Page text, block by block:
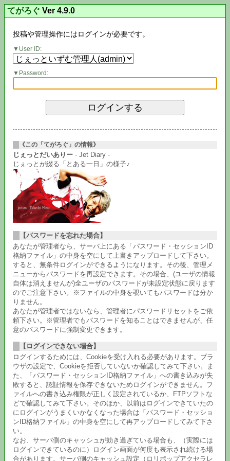
てがろぐ Ver 4.9.0
投稿や管理操作にはログインが必要です。
User ID:
Password:
《この「てがろぐ」の情報》
じぇっとだいありー - Jet Diary -
じぇっとが綴る「とある一日」の様子♪
【パスワードを忘れた場合】
あなたが管理者なら、サーバ上にある「パスワード・セッションID
格納ファイル」の中身を空にして上書きアップロードして下さい。
すると、無条件ログインができるようになります。その後、管理メ
ニューからパスワードを再設定できます。その場合、(ユーザの情報
自体は消えませんが)全ユーザのパスワードが未設定状態に戻ります
のでご注意下さい。※ファイルの中身を覗いてもパスワードは分か
りません。
あなたが管理者ではないなら、管理者にパスワードリセットをご依
頼下さい。※管理者でもパスワードを知ることはできませんが、任
意のパスワードに強制変更できます。
【ログインできない場合】
ログインするためには、Cookieを受け入れる必要があります。ブラ
ウザの設定で、Cookieを拒否していないか確認してみて下さい。ま
た、「パスワード・セッションID格納ファイル」への書き込みが失
敗すると、認証情報を保存できないためログインができません。フ
ァイルへの書き込み権限が正しく設定されているか、FTPソフトな
どで確認してみて下さい。そのほか、以前はログインできていたの
にログインがうまくいかなくなった場合は「パスワード・セッショ
ンID格納ファイル」の中身を空にして再アップロードしてみて下さ
い。
なお、サーバ側のキャッシュが効き過ぎている場合も、（実際には
ログインできているのに）ログイン画面が何度も表示され続ける場
合があります。サーバ側のキャッシュ設定（ロリポップアクセラレ